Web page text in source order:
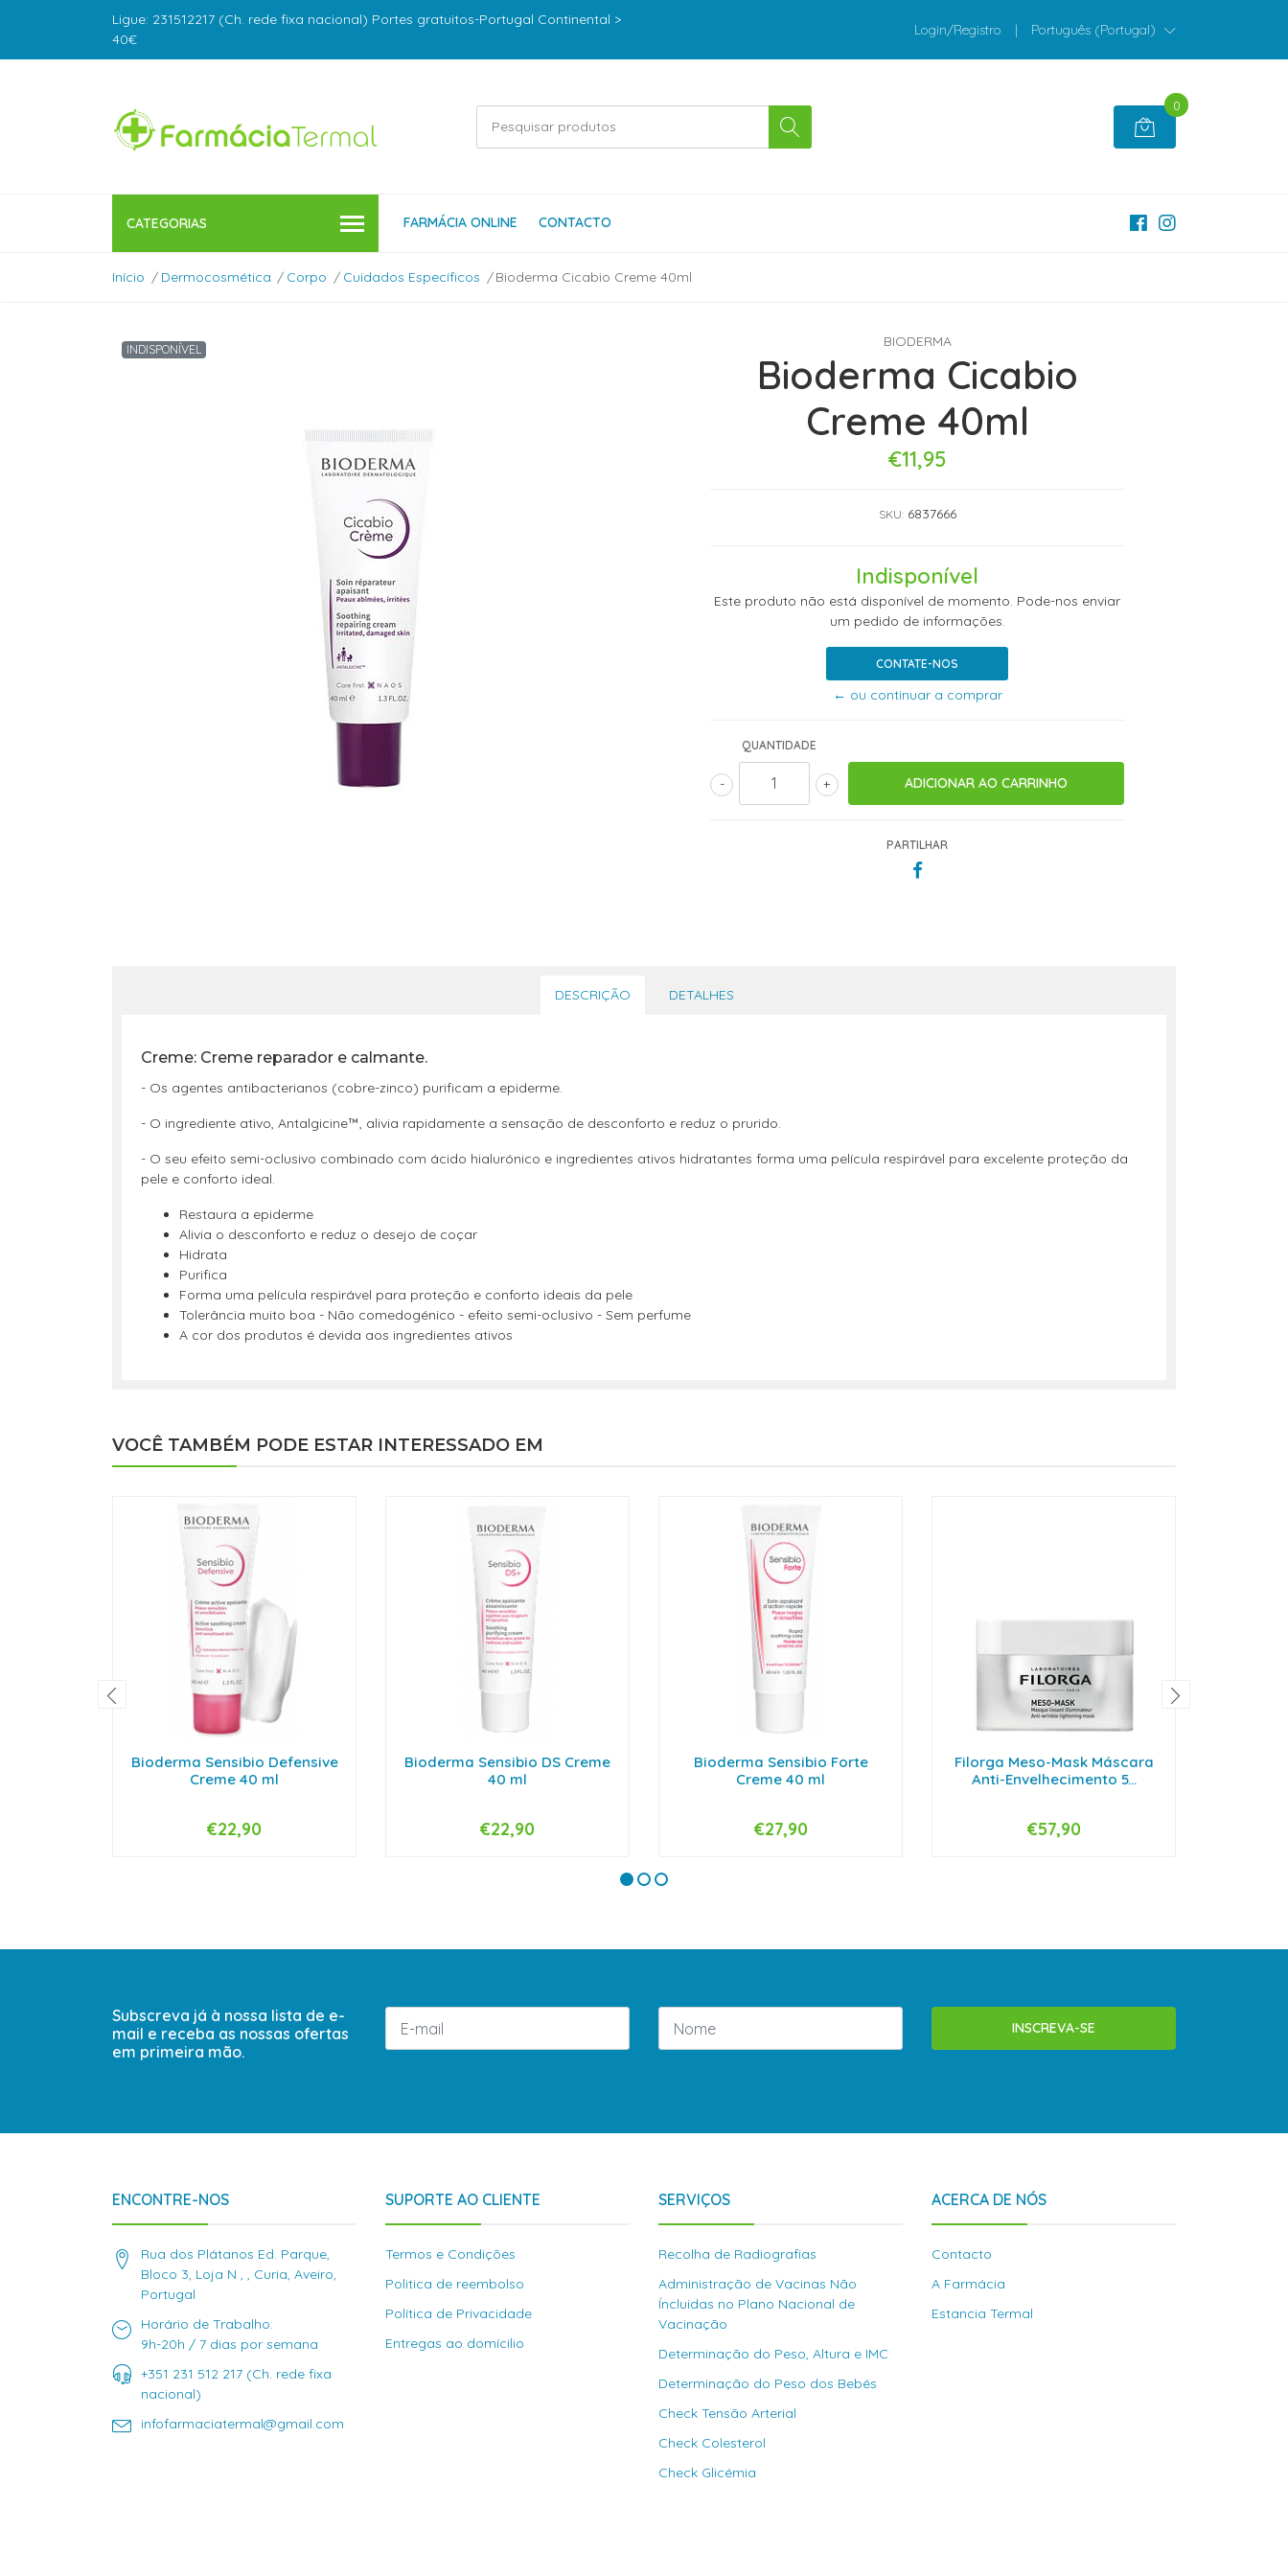
Ligue: 231512217 (Ch. rede fixa nacional) Portes gratuitos-Portugal Continental >
40€
Login/Registro | Português (Portugal)
0
CATEGORIAS FARMÁCIA ONLINE CONTACTO
Início Dermocosmética Corpo Cuidados Específicos Bioderma Cicabio Creme 40ml
INDISPONÍVEL BIODERMA
Bioderma Cicabio
Creme 40ml
€11,95
SKU: 6837666
Indisponível
Este produto não está disponível de momento. Pode-nos enviar
um pedido de informações.
CONTATE-NOS
← ou continuar a comprar
QUANTIDADE
+
-
PARTILHAR
DESCRIÇÃO DETALHES
Creme: Creme reparador e calmante.
- Os agentes antibacterianos (cobre-zinco) purificam a epiderme.
- O ingrediente ativo, Antalgicine™, alivia rapidamente a sensação de desconforto e reduz o prurido.
- O seu efeito semi-oclusivo combinado com ácido hialurónico e ingredientes ativos hidratantes forma uma película respirável para excelente proteção da
pele e conforto ideal.
Restaura a epiderme
Alivia o desconforto e reduz o desejo de coçar
Hidrata
Purifica
Forma uma película respirável para proteção e conforto ideais da pele
Tolerância muito boa - Não comedogénico - efeito semi-oclusivo - Sem perfume
A cor dos produtos é devida aos ingredientes ativos
VOCÊ TAMBÉM PODE ESTAR INTERESSADO EM
Bioderma Sensibio Defensive
Creme 40 ml
+
€22,90
Bioderma Sensibio DS Creme
40 ml
+
€22,90
Bioderma Sensibio Forte
Creme 40 ml
+
€27,90
Filorga Meso-Mask Máscara
Anti-Envelhecimento 5...
+
€57,90
Subscreva já à nossa lista de e-
mail e receba as nossas ofertas
em primeira mão.
INSCREVA-SE
ENCONTRE-NOS
Rua dos Plátanos Ed. Parque,
Bloco 3, Loja N , , Curia, Aveiro,
Portugal
Horário de Trabalho:
9h-20h / 7 dias por semana
+351 231 512 217 (Ch. rede fixa
nacional)
infofarmaciatermal@gmail.com
SUPORTE AO CLIENTE
Termos e Condições
Politica de reembolso
Política de Privacidade
Entregas ao domícilio
SERVIÇOS
Recolha de Radiografias
Administração de Vacinas Não
Íncluidas no Plano Nacional de
Vacinação
Determinação do Peso, Altura e IMC
Determinação do Peso dos Bebés
Check Tensão Arterial
Check Colesterol
Check Glicémia
ACERCA DE NÓS
Contacto
A Farmácia
Estancia Termal